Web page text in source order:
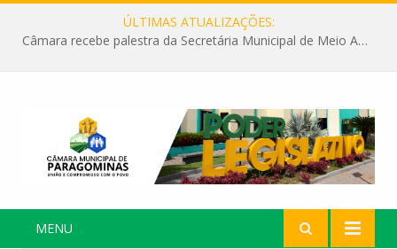
ÚLTIMAS ATUALIZAÇÕES:
Câmara recebe palestra da Secretária Municipal de Meio Ambiente sobre as ações da “SEMANA DO MEIO AMBIENTE”
MENU